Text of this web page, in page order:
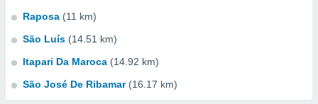
Raposa (11 km)
São Luís (14.51 km)
Itapari Da Maroca (14.92 km)
São José De Ribamar (16.17 km)